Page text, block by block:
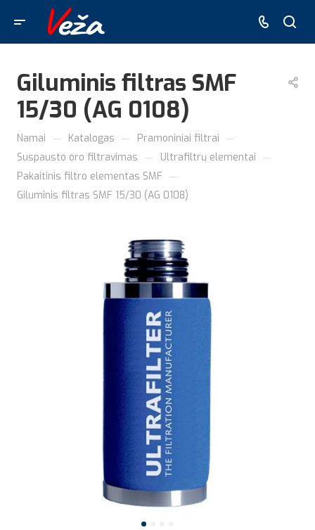
Giluminis filtras SMF
15/30 (AG 0108)
Namai — Katalogas — Pramoniniai filtrai —
Suspausto oro filtravimas — Ultrafiltrų elementai —
Pakaitinis filtro elementas SMF —
Giluminis filtras SMF 15/30 (AG 0108)